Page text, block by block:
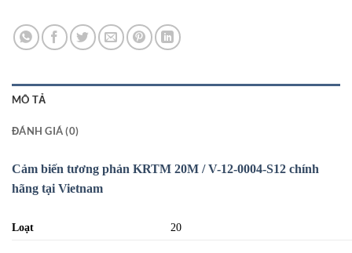
MÔ TẢ
ĐÁNH GIÁ (0)
Cảm biến tương phản KRTM 20M / V-12-0004-S12 chính
hãng tại Vietnam
Loạt 20